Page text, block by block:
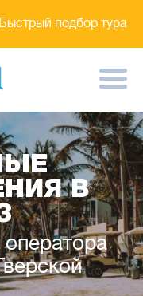
Быстрый подбор тура
В
оператора